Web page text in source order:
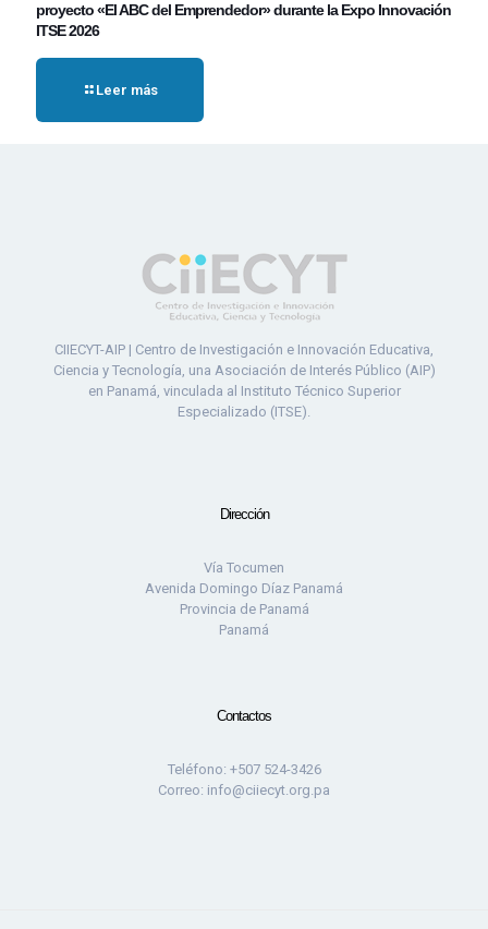
proyecto «El ABC del Emprendedor» durante la Expo Innovación
ITSE 2026
Leer más
CIIECYT-AIP | Centro de Investigación e Innovación Educativa,
Ciencia y Tecnología, una Asociación de Interés Público (AIP)
en Panamá, vinculada al Instituto Técnico Superior
Especializado (ITSE).
Dirección
Vía Tocumen
Avenida Domingo Díaz Panamá
Provincia de Panamá
Panamá
Contactos
Teléfono: +507 524-3426
Correo: info@ciiecyt.org.pa